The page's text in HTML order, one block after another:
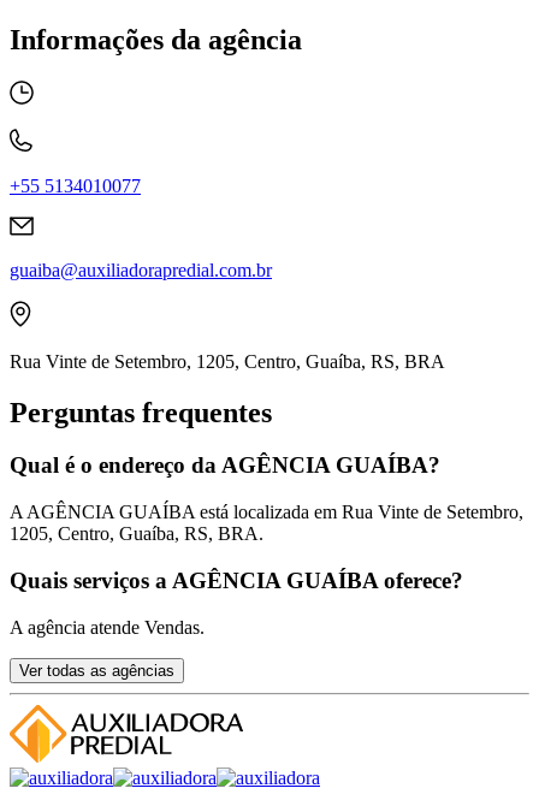
Informações da agência
+55 5134010077
guaiba@auxiliadorapredial.com.br
Rua Vinte de Setembro, 1205, Centro, Guaíba, RS, BRA
Perguntas frequentes
Qual é o endereço da AGÊNCIA GUAÍBA?
A AGÊNCIA GUAÍBA está localizada em Rua Vinte de Setembro,
1205, Centro, Guaíba, RS, BRA.
Quais serviços a AGÊNCIA GUAÍBA oferece?
A agência atende Vendas.
Ver todas as agências